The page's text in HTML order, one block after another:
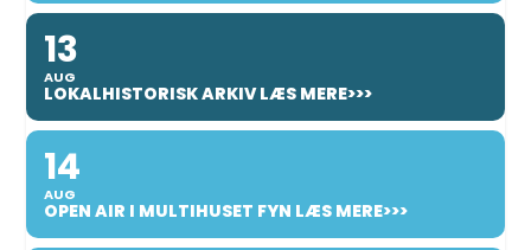
13
AUG
LOKALHISTORISK ARKIV LÆS MERE>>>
14
AUG
OPEN AIR I MULTIHUSET FYN LÆS MERE>>>